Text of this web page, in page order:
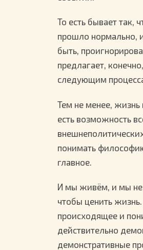
То есть бывает так,
прошло нормально,
быть,
предлагает,
следующим
Тем не менее, жизнь
есть возможность
понимать
главное.
И мы живём, и мы не
чтобы ценить
происходящее и
действительно
демонстративные